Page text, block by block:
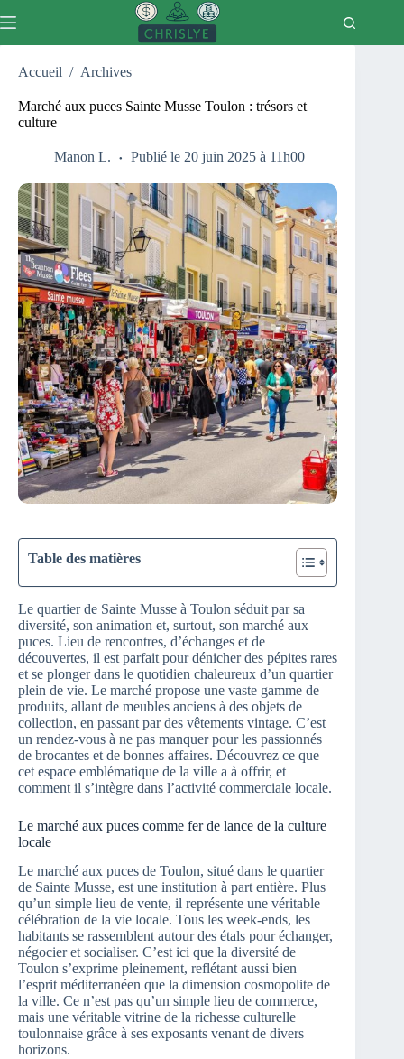
au
Accueil / Archives
Marché aux puces Sainte Musse Toulon : trésors et
culture
Manon L. Publié le 20 juin 2025 à 11h00
Table des matières
Le quartier de Sainte Musse à Toulon séduit par sa
diversité, son animation et, surtout, son marché aux
puces. Lieu de rencontres, d’échanges et de
découvertes, il est parfait pour dénicher des pépites rares
et se plonger dans le quotidien chaleureux d’un quartier
plein de vie. Le marché propose une vaste gamme de
produits, allant de meubles anciens à des objets de
collection, en passant par des vêtements vintage. C’est
un rendez-vous à ne pas manquer pour les passionnés
de brocantes et de bonnes affaires. Découvrez ce que
cet espace emblématique de la ville a à offrir, et
comment il s’intègre dans l’activité commerciale locale.
Le marché aux puces comme fer de lance de la culture
locale
Le marché aux puces de Toulon, situé dans le quartier
de Sainte Musse, est une institution à part entière. Plus
qu’un simple lieu de vente, il représente une véritable
célébration de la vie locale. Tous les week-ends, les
habitants se rassemblent autour des étals pour échanger,
négocier et socialiser. C’est ici que la diversité de
Toulon s’exprime pleinement, reflétant aussi bien
l’esprit méditerranéen que la dimension cosmopolite de
la ville. Ce n’est pas qu’un simple lieu de commerce,
mais une véritable vitrine de la richesse culturelle
toulonnaise grâce à ses exposants venant de divers
horizons.